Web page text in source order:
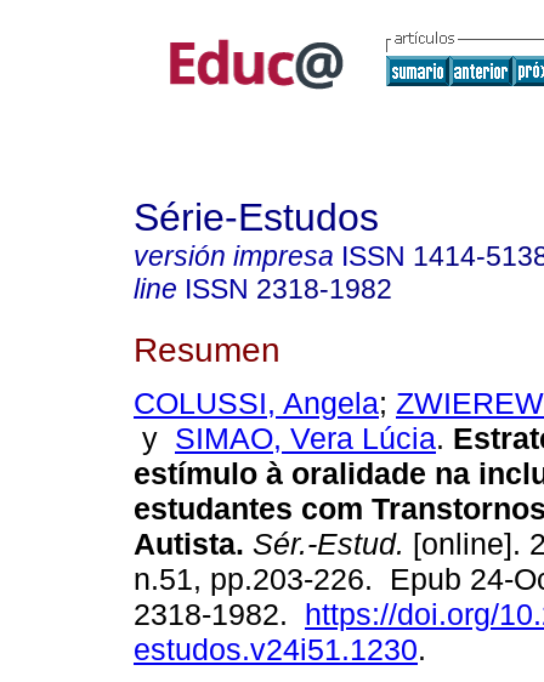
Série-Estudos
versión impresa ISSN 1414-
line ISSN 2318-1982
Resumen
COLUSSI, Angela;
y SIMAO, Vera Lúcia.
estímulo à oralidade na
estudantes com
Autista. Sér.-Estud. [online].
n.51, pp.203-226. Epub 24-
2318-1982. https://doi.org/
estudos.v24i51.1230.